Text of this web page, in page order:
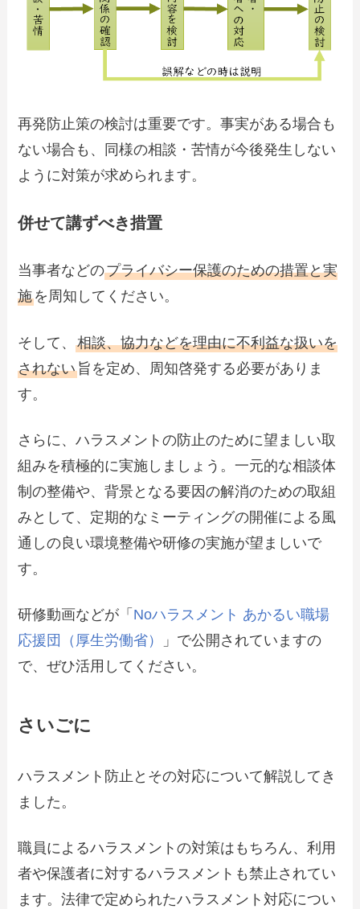
再発防止策の検討は重要です。事実がある場合も
ない場合も、同様の相談・苦情が今後発生しない
ように対策が求められます。
併せて講ずべき措置
当事者などのプライバシー保護のための措置と実
施を周知してください。
そして、相談、協力などを理由に不利益な扱いを
されない旨を定め、周知啓発する必要がありま
す。
さらに、ハラスメントの防止のために望ましい取
組みを積極的に実施しましょう。一元的な相談体
制の整備や、背景となる要因の解消のための取組
みとして、定期的なミーティングの開催による風
通しの良い環境整備や研修の実施が望ましいで
す。
研修動画などが「 Noハラスメント あかるい職場
応援団（厚生労働省）
」で公開されていますの
で、ぜひ活用してください。
さいごに
ハラスメント防止とその対応について解説してき
ました。
職員によるハラスメントの対策はもちろん、利用
者や保護者に対するハラスメントも禁止されてい
ます。法律で定められたハラスメント対応につい